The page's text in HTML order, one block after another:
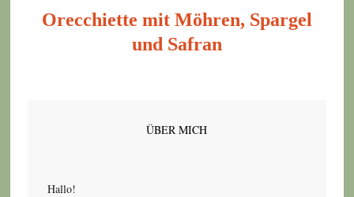
Orecchiette mit Möhren, Spargel
und Safran
ÜBER MICH
Hallo!